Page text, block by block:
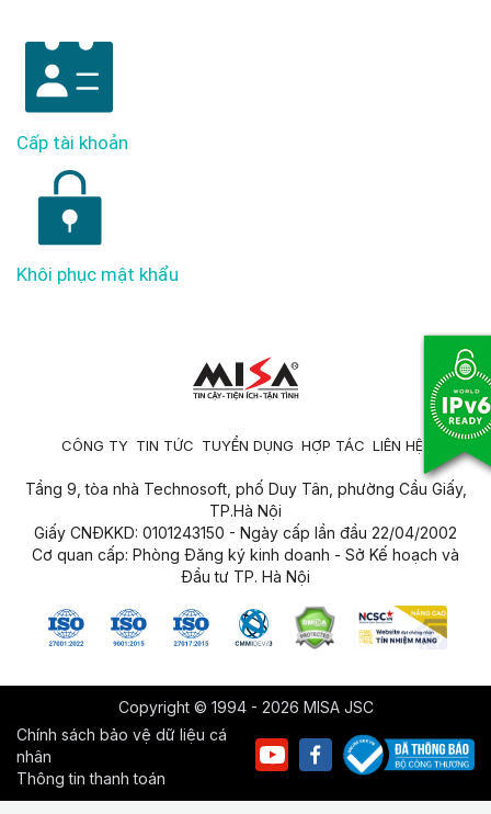
Cấp tài khoản
Khôi phục mật khẩu
CÔNG TY TIN TỨC TUYỂN DỤNG HỢP TÁC LIÊN HỆ
Tầng 9, tòa nhà Technosoft, phố Duy Tân, phường Cầu Giấy,
TP.Hà Nội
Giấy CNĐKKD: 0101243150 - Ngày cấp lần đầu 22/04/2002
Cơ quan cấp: Phòng Đăng ký kinh doanh - Sở Kế hoạch và
Đầu tư TP. Hà Nội
Copyright © 1994 - 2026 MISA JSC
Chính sách bảo vệ dữ liệu cá
nhân
Thông tin thanh toán